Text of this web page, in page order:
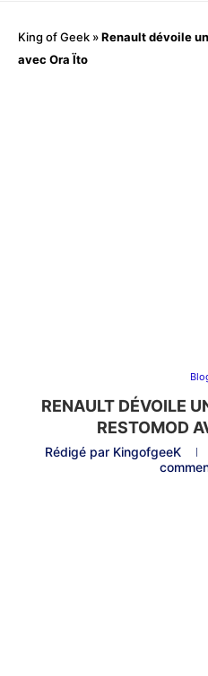
King of Geek »Renault dévoile
avec Ora Ïto
RENAULT DÉVOILE
RESTOMOD
Rédigé par KingofgeeK